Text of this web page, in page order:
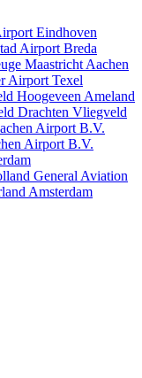
Eindhoven
Airport Breda
Maastricht Aachen
Airport Texel
Hoogeveen Ameland
Drachten Vliegveld
Airport B.V.
Airport B.V.
General Aviation
Amsterdam